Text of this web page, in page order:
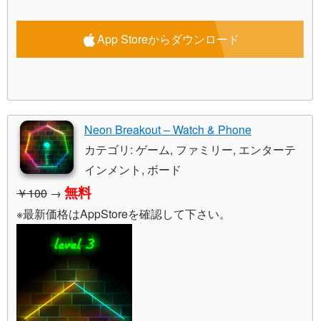
App Storeからダウンロード
Neon Breakout – Watch & Phone
カテゴリ: ゲーム, ファミリー, エンターテ
インメント, ボード
￥100 → 無料
※最新価格はAppStoreを確認して下さい。